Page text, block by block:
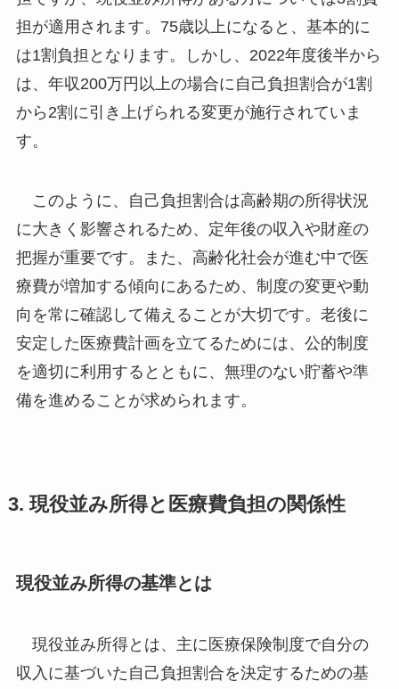
担が適用されます。75歳以上になると、基本的に
は1割負担となります。しかし、2022年度後半から
は、年収200万円以上の場合に自己負担割合が1割
から2割に引き上げられる変更が施行されていま
す。
このように、自己負担割合は高齢期の所得状況
に大きく影響されるため、定年後の収入や財産の
把握が重要です。また、高齢化社会が進む中で医
療費が増加する傾向にあるため、制度の変更や動
向を常に確認して備えることが大切です。老後に
安定した医療費計画を立てるためには、公的制度
を適切に利用するとともに、無理のない貯蓄や準
備を進めることが求められます。
3. 現役並み所得と医療費負担の関係性
現役並み所得の基準とは
現役並み所得とは、主に医療保険制度で自分の
収入に基づいた自己負担割合を決定するための基